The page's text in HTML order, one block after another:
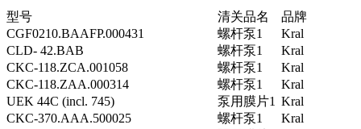
型号 清关品名
品牌
CGF0210.BAAFP.000431
螺杆泵1
Kral
CLD- 42.BAB
螺杆泵1
Kral
CKC-118.ZCA.001058
螺杆泵1
Kral
CKC-118.ZAA.000314
螺杆泵1
Kral
UEK 44C (incl. 745)
泵用膜片1 Kral
CKC-370.AAA.500025
螺杆泵1
Kral